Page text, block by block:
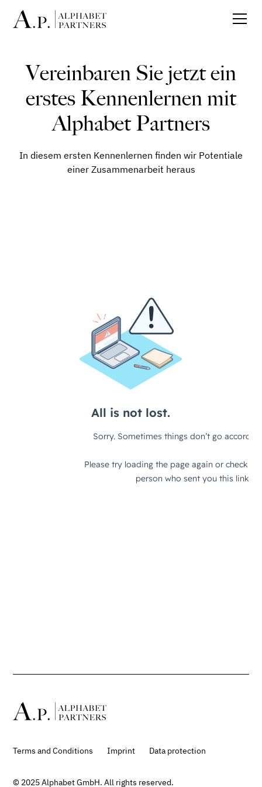
Vereinbaren Sie jetzt ein
erstes Kennenlernen mit
Alphabet Partners
In diesem ersten Kennenlernen finden wir Potentiale
einer Zusammenarbeit heraus
© 2025 Alphabet GmbH. All rights reserved.
Terms and Conditions Imprint Data protection